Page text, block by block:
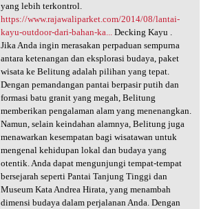
yang lebih terkontrol.
https://www.rajawaliparket.com/2014/08/lantai-
kayu-outdoor-dari-bahan-ka...Decking Kayu .
Jika Anda ingin merasakan perpaduan sempurna
antara ketenangan dan eksplorasi budaya, paket
wisata ke Belitung adalah pilihan yang tepat.
Dengan pemandangan pantai berpasir putih dan
formasi batu granit yang megah, Belitung
memberikan pengalaman alam yang menenangkan.
Namun, selain keindahan alamnya, Belitung juga
menawarkan kesempatan bagi wisatawan untuk
mengenal kehidupan lokal dan budaya yang
otentik. Anda dapat mengunjungi tempat-tempat
bersejarah seperti Pantai Tanjung Tinggi dan
Museum Kata Andrea Hirata, yang menambah
dimensi budaya dalam perjalanan Anda. Dengan